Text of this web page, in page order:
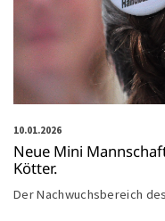
10.01.2026
Neue Mini
Kötter.
Der Nachwuchsbereich